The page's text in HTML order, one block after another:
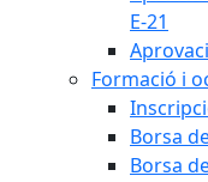
E-21
Formació i
Borsa
Borsa